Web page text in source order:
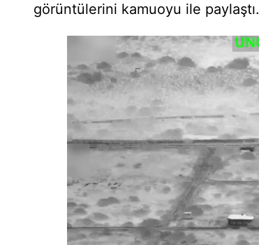
görüntülerini kamuoyu ile paylaştı.